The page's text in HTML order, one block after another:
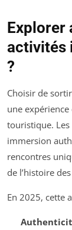
Explorer
activités
?
Choisir de
une
touristique.
immersion
rencontres
de l’histoire
En 2025, cette